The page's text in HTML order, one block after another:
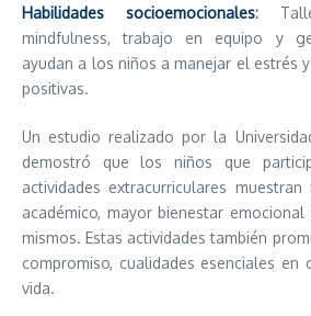
Habilidades socioemocionales:
mindfulness, trabajo en equipo y
ayudan a los niños a manejar el estrés
positivas.
Un estudio realizado por la
demostró que los niños que
actividades extracurriculares
académico, mayor bienestar
mismos. Estas actividades también
compromiso, cualidades esenciales en
vida.